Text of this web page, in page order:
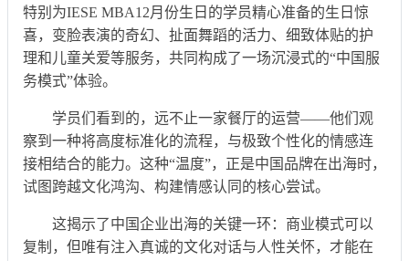
特别为IESE MBA12月份生日的学员精心准备的生日惊
喜，变脸表演的奇幻、扯面舞蹈的活力、细致体贴的护
理和儿童关爱等服务，共同构成了一场沉浸式的“中国服
务模式”体验。
学员们看到的，远不止一家餐厅的运营——他们观
察到一种将高度标准化的流程，与极致个性化的情感连
接相结合的能力。这种“温度”，正是中国品牌在出海时，
试图跨越文化鸿沟、构建情感认同的核心尝试。
这揭示了中国企业出海的关键一环：商业模式可以
复制，但唯有注入真诚的文化对话与人性关怀，才能在